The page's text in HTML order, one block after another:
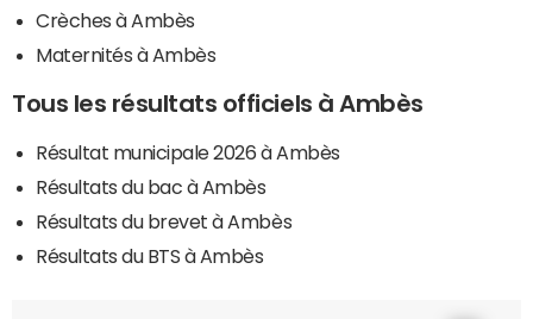
Crèches à Ambès
Maternités à Ambès
Tous les résultats officiels à Ambès
Résultat municipale 2026 à Ambès
Résultats du bac à Ambès
Résultats du brevet à Ambès
Résultats du BTS à Ambès